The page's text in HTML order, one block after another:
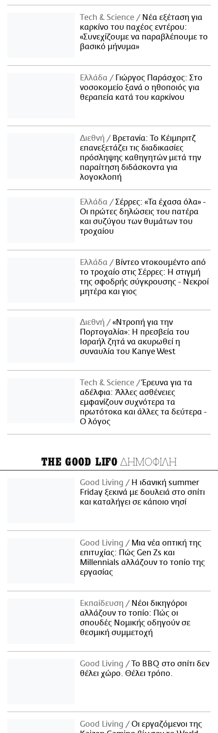
Τech & Science
Νέα εξέταση για
καρκίνο του παχέος εντέρου:
«Συνεχίζουμε να παραβλέπουμε το
βασικό μήνυμα»
Ελλάδα
Γιώργος Παράσχος: Στο
νοσοκομείο ξανά ο ηθοποιός για
θεραπεία κατά του καρκίνου
Διεθνή
Βρετανία: Το Κέιμπριτζ
επανεξετάζει τις διαδικασίες
πρόσληψης καθηγητών μετά την
παραίτηση διδάσκοντα για
λογοκλοπή
Ελλάδα
Σέρρες: «Τα έχασα όλα» -
Οι πρώτες δηλώσεις του πατέρα
και συζύγου των θυμάτων του
τροχαίου
Ελλάδα
Βίντεο ντοκουμέντο από
το τροχαίο στις Σέρρες: Η στιγμή
της σφοδρής σύγκρουσης - Νεκροί
μητέρα και γιος
Διεθνή
«Ντροπή για την
Πορτογαλία»: Η πρεσβεία του
Ισραήλ ζητά να ακυρωθεί η
συναυλία του Kanye West
Τech & Science
Έρευνα για τα
αδέλφια: Άλλες ασθένειες
εμφανίζουν συχνότερα τα
πρωτότοκα και άλλες τα δεύτερα -
Ο λόγος
THE GOOD LIFO ΔΗΜΟΦΙΛΗ
Good Living
Η ιδανική summer
Friday ξεκινά με δουλειά στο σπίτι
και καταλήγει σε κάποιο νησί
Good Living
Μια νέα οπτική της
επιτυχίας: Πώς Gen Zs και
Millennials αλλάζουν το τοπίο της
εργασίας
Εκπαίδευση
Νέοι δικηγόροι
αλλάζουν το τοπίο: Πώς οι
σπουδές Νομικής οδηγούν σε
θεσμική συμμετοχή
Good Living
Το BBQ στο σπίτι δεν
θέλει χώρο. Θέλει τρόπο.
Good Living
Οι εργαζόμενοι της